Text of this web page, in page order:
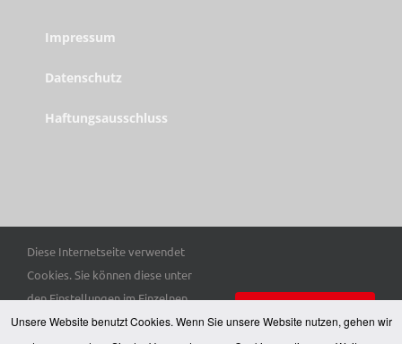
Impressum
Datenschutz
Haftungsausschluss
© Copyright 2025 Trott-war e. V. | Alle Rechte vorbehalten.
Diese Internetseite verwendet
Cookies. Sie können diese unter
den Einstellungen im Einzelnen
auswählen. Hier finden Sie unsere
Unsere Website benutzt Cookies. Wenn Sie unsere Website nutzen, gehen wir